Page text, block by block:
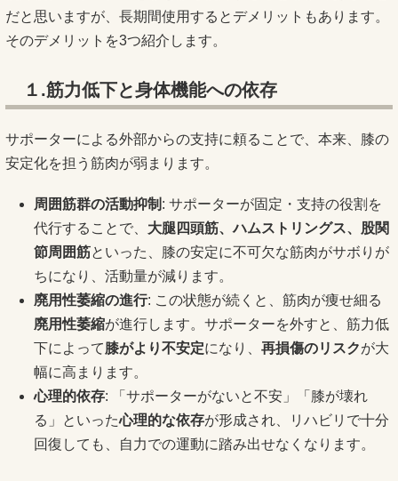
だと思いますが、長期間使用するとデメリットもあります。
そのデメリットを3つ紹介します。
１.筋力低下と身体機能への依存
サポーターによる外部からの支持に頼ることで、本来、膝の
安定化を担う筋肉が弱まります。
周囲筋群の活動抑制 : サポーターが固定・支持の役割を
代行することで、 大腿四頭筋、ハムストリングス、股関
節周囲筋といった、膝の安定に不可欠な筋肉がサボりが
ちになり、活動量が減ります。
廃用性萎縮の進行: この状態が続くと、筋肉が痩せ細る
廃用性萎縮が進行します。サポーターを外すと、筋力低
下によって膝がより不安定になり、 再損傷のリスクが大
幅に高まります。
心理的依存: 「サポーターがないと不安」「膝が壊れ
る」といった心理的な依存が形成され、リハビリで十分
回復しても、自力での運動に踏み出せなくなります。